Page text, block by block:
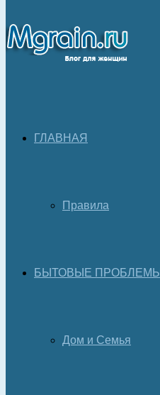
ГЛАВНАЯ
Правила
БЫТОВЫЕ ПРОБЛЕМЫ
Дом и Семья